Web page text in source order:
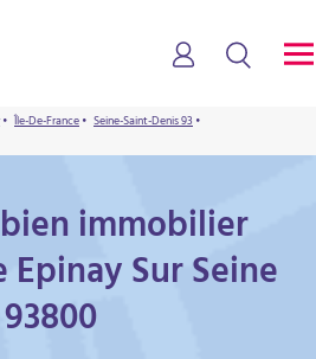
• Île-De-France• Seine-Saint-Denis 93•
immobilier
Sur Seine
93800